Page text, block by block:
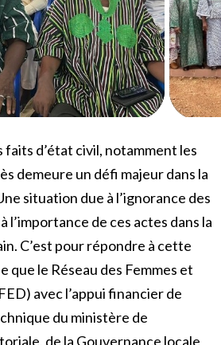
faits d’état civil, notamment les
demeure un défi majeur dans la
situation due à l’ignorance des
l’importance de ces actes dans la
C’est pour répondre à cette
que le Réseau des Femmes et
avec l’appui financier de
du ministère de
de la Gouvernance locale